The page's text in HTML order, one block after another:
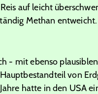
auf leicht
Methan entweicht.
- mit ebenso
von
hatte in den USA